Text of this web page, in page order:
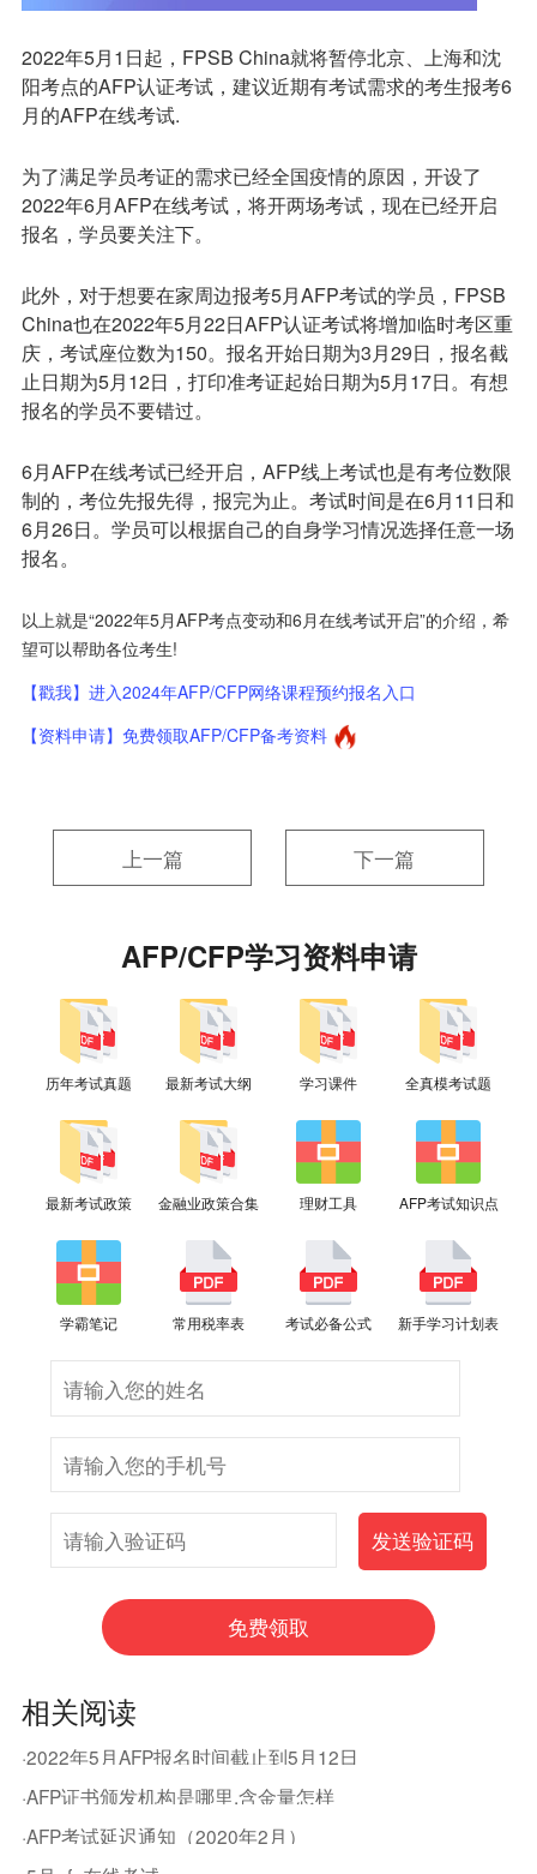
2022年5月1日起，FPSB China就将暂停北京、上海和沈
阳考点的AFP认证考试，建议近期有考试需求的考生报考6
月的AFP在线考试.
为了满足学员考证的需求已经全国疫情的原因，开设了
2022年6月AFP在线考试，将开两场考试，现在已经开启
报名，学员要关注下。
此外，对于想要在家周边报考5月AFP考试的学员，FPSB
China也在2022年5月22日AFP认证考试将增加临时考区重
庆，考试座位数为150。报名开始日期为3月29日，报名截
止日期为5月12日，打印准考证起始日期为5月17日。有想
报名的学员不要错过。
6月AFP在线考试已经开启，AFP线上考试也是有考位数限
制的，考位先报先得，报完为止。考试时间是在6月11日和
6月26日。学员可以根据自己的自身学习情况选择任意一场
报名。
以上就是“2022年5月AFP考点变动和6月在线考试开启”的介绍，希
望可以帮助各位考生!
【戳我】进入2024年AFP/CFP网络课程预约报名入口
【资料申请】免费领取AFP/CFP备考资料
上一篇 下一篇
AFP/CFP学习资料申请
历年考试真题 最新考试大纲 学习课件 全真模考试题
最新考试政策 金融业政策合集 理财工具 AFP考试知识点
学霸笔记 常用税率表 考试必备公式 新手学习计划表
相关阅读
·2022年5月AFP报名时间截止到5月12日
·AFP证书颁发机构是哪里,含金量怎样
·AFP考试延迟通知（2020年2月）